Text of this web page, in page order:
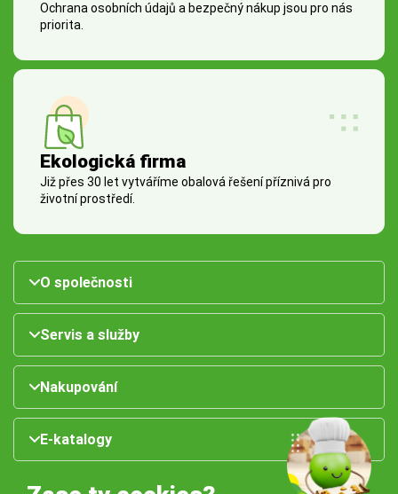
Ochrana osobních údajů a bezpečný nákup jsou pro nás
priorita.
Ekologická firma
Již přes 30 let vytváříme obalová řešení příznivá pro
životní prostředí.
O společnosti
Servis a služby
Nakupování
E-katalogy